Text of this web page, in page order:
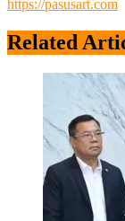
https://pasusart.com
Related